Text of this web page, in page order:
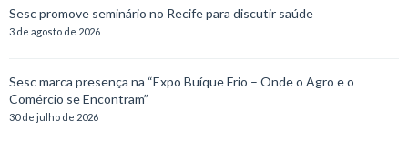
Sesc promove seminário no Recife para discutir saúde
3 de agosto de 2026
Sesc marca presença na “Expo Buíque Frio – Onde o Agro e o
Comércio se Encontram”
30 de julho de 2026